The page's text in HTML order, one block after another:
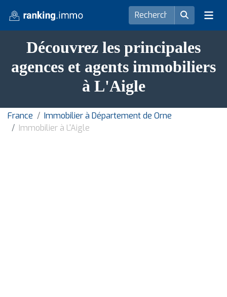
Découvrez les principales
agences et agents immobiliers
à L'Aigle
France
Immobilier à Département de Orne
Immobilier à L'Aigle